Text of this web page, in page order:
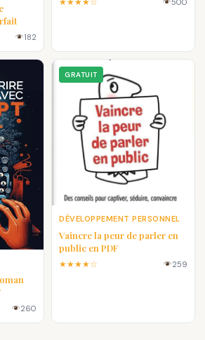
182
500
260
GRATUIT
DÉVELOPPEMENT PERSONNEL
Vaincre la peur de parler en
public en PDF
★★★★☆ 259